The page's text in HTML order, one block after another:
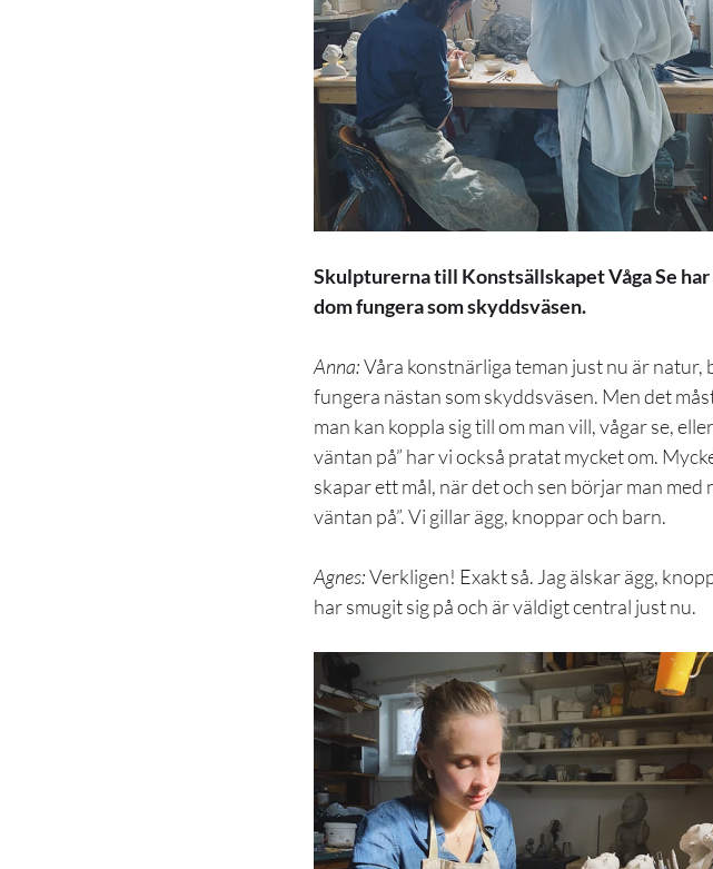
Skulpturerna till Konstsällskapet Våga Se
dom fungera som skyddsväsen.
Anna: Våra konstnärliga teman just nu är
fungera nästan som skyddsväsen. Men det
man kan koppla sig till om man vill, vågar se,
väntan på” har vi också pratat mycket om.
skapar ett mål, när det och sen börjar man med
väntan på”. Vi gillar ägg, knoppar och barn.
Agnes: Verkligen! Exakt så. Jag älskar ägg,
har smugit sig på och är väldigt central just nu.